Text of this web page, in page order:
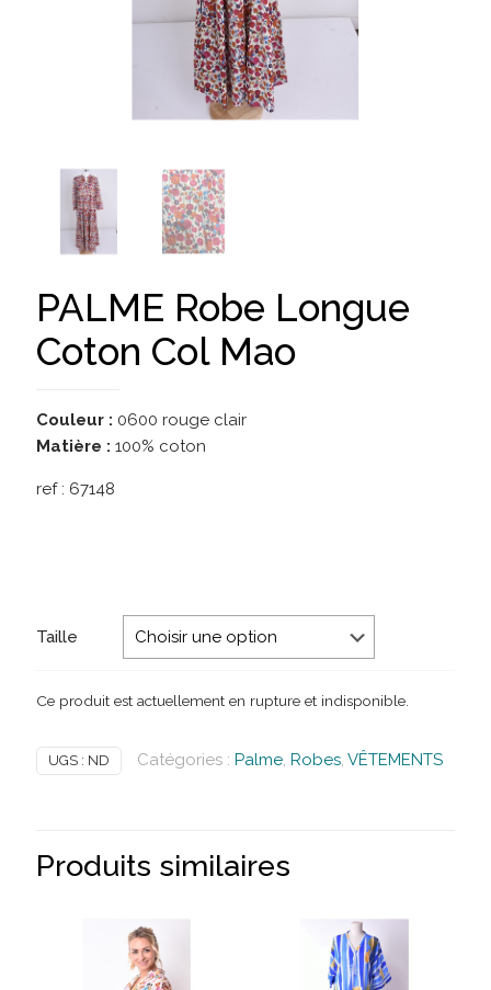
PALME Robe Longue
Coton Col Mao
Couleur : 0600 rouge clair
Matière : 100% coton
ref : 67148
Taille
Ce produit est actuellement en rupture et indisponible.
UGS : ND Catégories : Palme Robes VÊTEMENTS
Produits similaires